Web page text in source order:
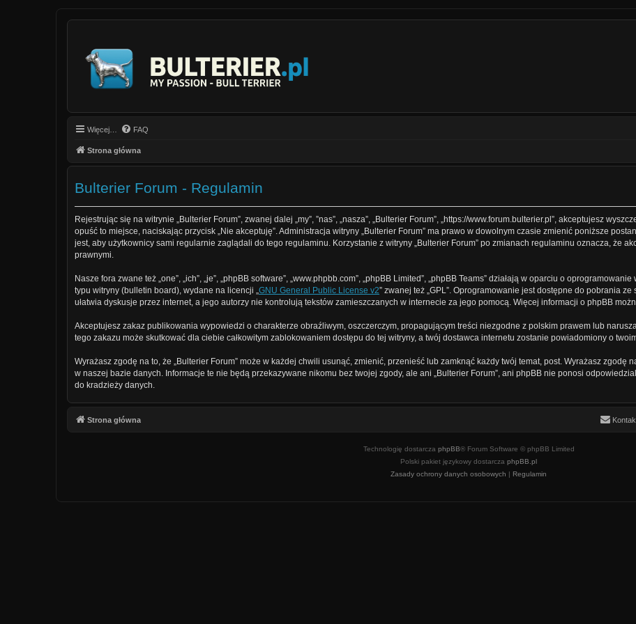
Więcej… FAQ
Strona główna
Bulterier Forum - Regulamin
Rejestrując się na witrynie „Bulterier Forum”, zwanej dalej „my”, ”nas”, „nasza”, „Bulterier Forum”, „https://www.forum.bulterier.pl”, akceptujesz
opuść to miejsce, naciskając przycisk „Nie akceptuję”. Administracja witryny „Bulterier Forum” ma prawo w dowolnym czasie zmienić poniższe
jest, aby użytkownicy sami regularnie zaglądali do tego regulaminu. Korzystanie z witryny „Bulterier Forum” po zmianach regulaminu oznacza, że
prawnymi.
Nasze fora zwane też „one”, „ich”, „je”, „phpBB software”, „www.phpbb.com”, „phpBB Limited”, „phpBB Teams” działają w oparciu o
typu witryny (bulletin board), wydane na licencji „GNU General Public License v2” zwanej też „GPL”. Oprogramowanie jest dostępne do pobrania ze
ułatwia dyskusje przez internet, a jego autorzy nie kontrolują tekstów zamieszczanych w internecie za jego pomocą. Więcej informacji o phpBB
Akceptujesz zakaz publikowania wypowiedzi o charakterze obraźliwym, oszczerczym, propagującym treści niezgodne z polskim prawem lub
tego zakazu może skutkować dla ciebie całkowitym zablokowaniem dostępu do tej witryny, a twój dostawca internetu zostanie powiadomiony o
Wyrażasz zgodę na to, że „Bulterier Forum” może w każdej chwili usunąć, zmienić, przenieść lub zamknąć każdy twój temat, post. Wyrażasz
w naszej bazie danych. Informacje te nie będą przekazywane nikomu bez twojej zgody, ale ani „Bulterier Forum”, ani phpBB nie ponosi
do kradzieży danych.
Strona główna
Technologię dostarcza phpBB® Forum Software © phpBB Limited
Polski pakiet językowy dostarcza phpBB.pl
Zasady ochrony danych osobowych | Regulamin